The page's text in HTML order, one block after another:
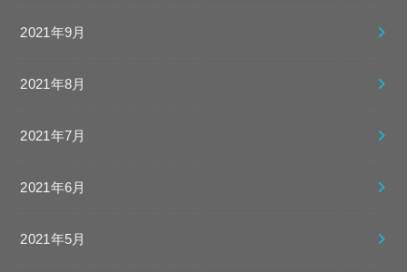
2021年9月
2021年8月
2021年7月
2021年6月
2021年5月